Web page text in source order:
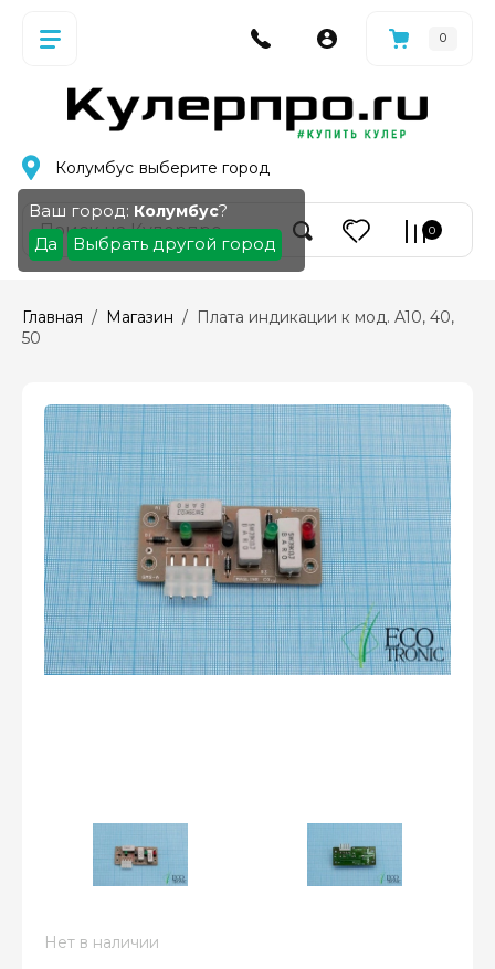
0
Колумбус выберите город
Ваш город: Колумбус?
Да
Выбрать другой город
0
Главная / Магазин /  Плата индикации к мод. A10, 40,
50
Нет в наличии